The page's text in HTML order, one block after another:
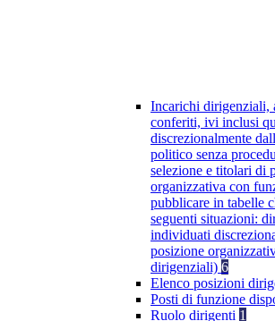
Incarichi dirigenziali,
conferiti, ivi inclusi
discrezionalmente
politico senza
selezione e titolari di
organizzativa con
pubblicare in tabelle
seguenti situazioni:
individuati
posizione
dirigenziali) 6
Elenco posizioni
Posti di funzione
Ruolo dirigenti 1